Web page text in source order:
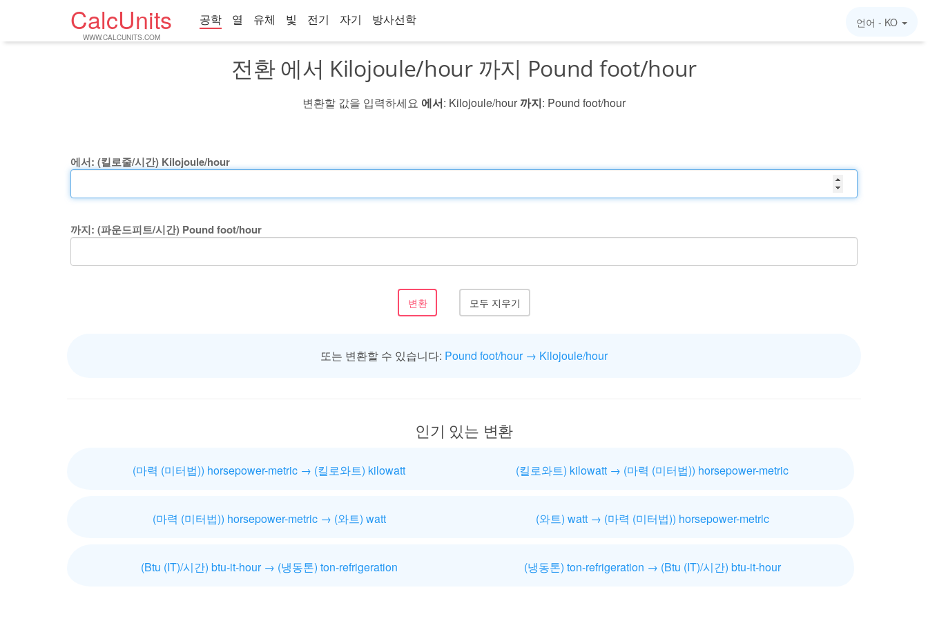
CalcUnits
WWW.CALCUNITS.COM
공학 열 유체 빛 전기 자기 방사선학 언어 - KO
전환 에서 Kilojoule/hour 까지 Pound foot/hour
변환할 값을 입력하세요 에서: Kilojoule/hour까지: Pound foot/hour
에서: (킬로줄/시간) Kilojoule/hour
까지: (파운드피트/시간) Pound foot/hour
또는 변환할 수 있습니다: Pound foot/hour → Kilojoule/hour
인기 있는 변환
(마력 (미터법)) horsepower-metric → (킬로와트) kilowatt (킬로와트) kilowatt → (마력 (미터법)) horsepower-metric
(마력 (미터법)) horsepower-metric → (와트) watt (와트) watt → (마력 (미터법)) horsepower-metric
(Btu (IT)/시간) btu-it-hour → (냉동톤) ton-refrigeration (냉동톤) ton-refrigeration → (Btu (IT)/시간) btu-it-hour